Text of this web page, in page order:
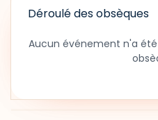
Déroulé des obsèques
Aucun événement n'a